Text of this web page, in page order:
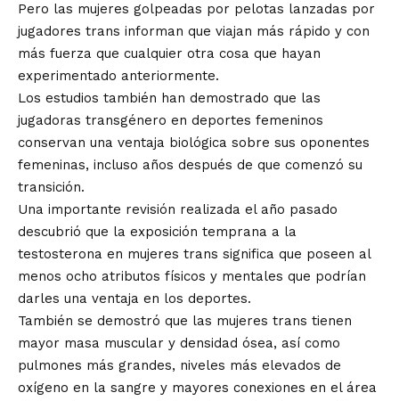
Pero las mujeres golpeadas por pelotas lanzadas por
jugadores trans informan que viajan más rápido y con
más fuerza que cualquier otra cosa que hayan
experimentado anteriormente.
Los estudios también han demostrado que las
jugadoras transgénero en deportes femeninos
conservan una ventaja biológica sobre sus oponentes
femeninas, incluso años después de que comenzó su
transición.
Una importante revisión realizada el año pasado
descubrió que la exposición temprana a la
testosterona en mujeres trans significa que poseen al
menos ocho atributos físicos y mentales que podrían
darles una ventaja en los deportes.
También se demostró que las mujeres trans tienen
mayor masa muscular y densidad ósea, así como
pulmones más grandes, niveles más elevados de
oxígeno en la sangre y mayores conexiones en el área